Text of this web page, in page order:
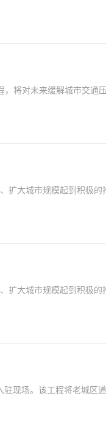
将对未来缓解城市交通
扩大城市规模起到积极的
扩大城市规模起到积极的
现场。该工程将老城区